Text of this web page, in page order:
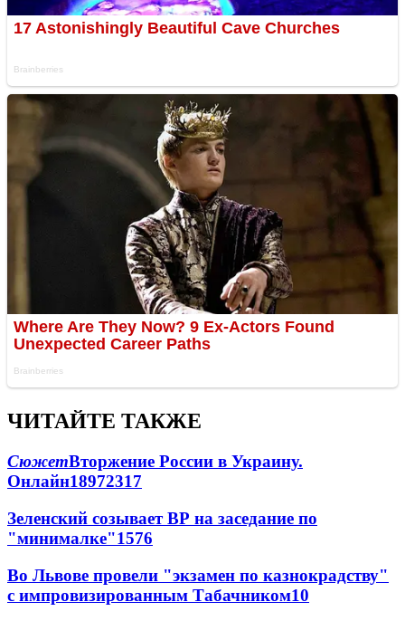
ЧИТАЙТЕ ТАКЖЕ
СюжетВторжение России в Украину.
Онлайн18972317
Зеленский созывает ВР на заседание по
"минималке"1576
Во Львове провели "экзамен по казнокрадству"
с импровизированным Табачником10